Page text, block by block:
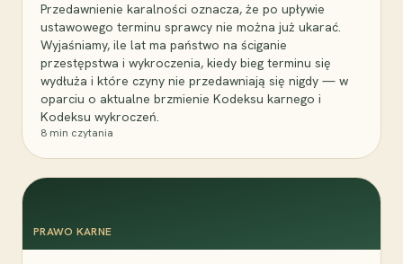
Przedawnienie karalności oznacza, że po upływie
ustawowego terminu sprawcy nie można już ukarać.
Wyjaśniamy, ile lat ma państwo na ściganie
przestępstwa i wykroczenia, kiedy bieg terminu się
wydłuża i które czyny nie przedawniają się nigdy — w
oparciu o aktualne brzmienie Kodeksu karnego i
Kodeksu wykroczeń.
8 min czytania
PRAWO KARNE